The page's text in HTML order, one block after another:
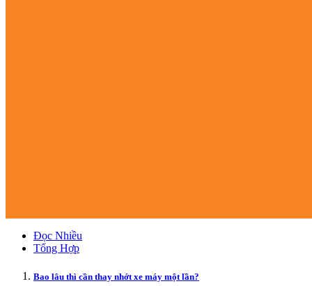
Đọc Nhiều
Tổng Hợp
Bao lâu thì cần thay nhớt xe máy một lần?